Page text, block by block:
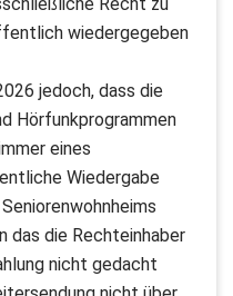
wiedergegeben
jedoch, dass die
Hörfunkprogrammen
eines
Wiedergabe
das die Rechteinhaber
nicht gedacht